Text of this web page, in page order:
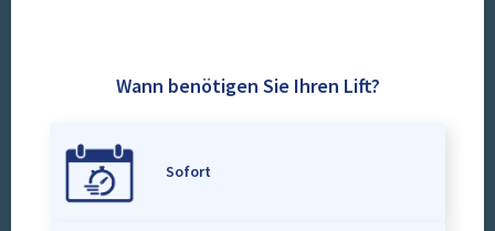
Wann benötigen Sie Ihren Lift?
Sofort